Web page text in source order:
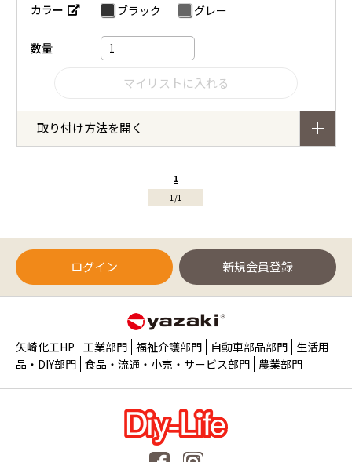
カラー
ブラック グレー
数量
取り付け方法を開く
1/1
1
ログイン 新規会員登録
矢崎化工HP 工業部門 福祉介護部門 自動車部品部門 生活用
品・DIY部門 食品・流通・小売・サービス部門 農業部門